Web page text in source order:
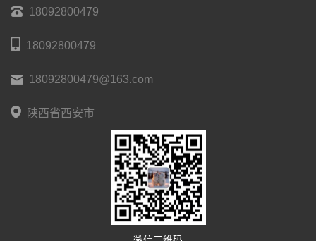
18092800479
18092800479
18092800479@163.com
陕西省西安市